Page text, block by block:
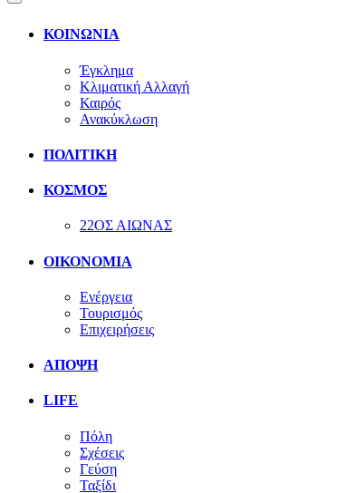
ΚΟΙΝΩΝΙΑ
Έγκλημα
Κλιματική Αλλαγή
Καιρός
Ανακύκλωση
ΠΟΛΙΤΙΚΗ
ΚΟΣΜΟΣ
22ΟΣ ΑΙΩΝΑΣ
ΟΙΚΟΝΟΜΙΑ
Ενέργεια
Τουρισμός
Επιχειρήσεις
ΑΠΟΨΗ
LIFE
Πόλη
Σχέσεις
Γεύση
Ταξίδι